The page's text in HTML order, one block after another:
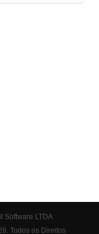
Software LTDA
Todos os Direitos